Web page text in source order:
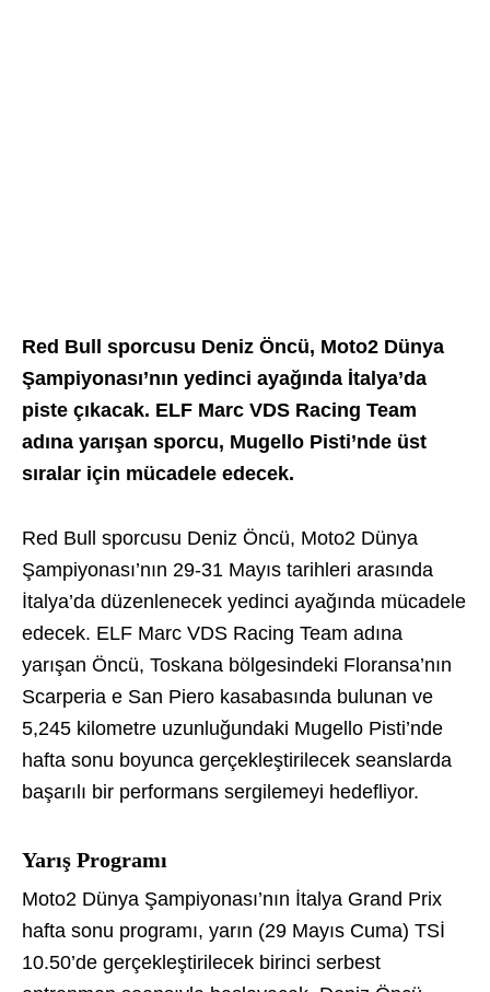
Red Bull sporcusu Deniz Öncü, Moto2 Dünya
Şampiyonası’nın yedinci ayağında İtalya’da
piste çıkacak. ELF Marc VDS Racing Team
adına yarışan sporcu, Mugello Pisti’nde üst
sıralar için mücadele edecek.
Red Bull sporcusu Deniz Öncü, Moto2 Dünya
Şampiyonası’nın 29-31 Mayıs tarihleri arasında
İtalya’da düzenlenecek yedinci ayağında mücadele
edecek. ELF Marc VDS Racing Team adına
yarışan Öncü, Toskana bölgesindeki Floransa’nın
Scarperia e San Piero kasabasında bulunan ve
5,245 kilometre uzunluğundaki Mugello Pisti’nde
hafta sonu boyunca gerçekleştirilecek seanslarda
başarılı bir performans sergilemeyi hedefliyor.
Yarış Programı
Moto2 Dünya Şampiyonası’nın İtalya Grand Prix
hafta sonu programı, yarın (29 Mayıs Cuma) TSİ
10.50’de gerçekleştirilecek birinci serbest